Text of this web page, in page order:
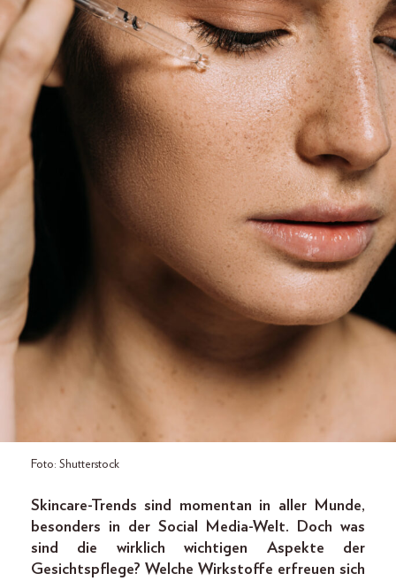
Foto: Shutterstock
Skincare-Trends sind momentan in aller Munde,
besonders in der Social Media-Welt. Doch was
sind die wirklich wichtigen Aspekte der
Gesichtspflege? Welche Wirkstoffe erfreuen sich